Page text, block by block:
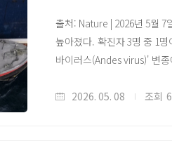
출처:WHO DON606 —
WHO DON605 —
출처: Nature | 2026년 5월 7
높아졌다. 확진자 3명 중 1
바이러스(Andes virus)' 변
전파도 가능하며, 특정 변종
2026. 05. 08 조회